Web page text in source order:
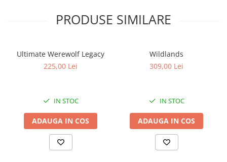
PRODUSE SIMILARE
Ultimate Werewolf Legacy
225,00 Lei
IN STOC
ADAUGA IN COS
Wildlands
309,00 Lei
IN STOC
ADAUGA IN COS